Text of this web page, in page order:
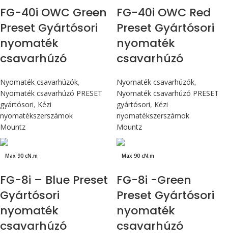
FG-40i OWC Green
Preset Gyártósori
nyomaték
csavarhúzó
Nyomaték csavarhúzók,
Nyomaték csavarhúzó PRESET
gyártósori, Kézi
nyomatékszerszámok
Mountz
FG-40i OWC Red
Preset Gyártósori
nyomaték
csavarhúzó
Nyomaték csavarhúzók,
Nyomaték csavarhúzó PRESET
gyártósori, Kézi
nyomatékszerszámok
Mountz
Max 90 cN.m
FG-8i – Blue Preset
Gyártósori
nyomaték
csavarhúzó
Max 90 cN.m
FG-8i -Green
Preset Gyártósori
nyomaték
csavarhúzó